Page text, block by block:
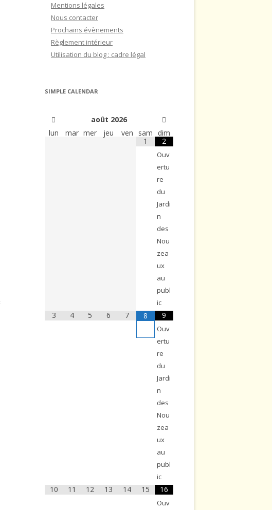
Mentions légales
Nous contacter
Prochains évènements
Règlement intérieur
Utilisation du blog : cadre légal
SIMPLE CALENDAR
août 2026
lun
mar mer jeu ven sam
dim
1
2
Ouv
ertu
re
du
Jardi
n
des
Nou
zea
ux
au
publ
ic
3 4 5 6 7 8 9
Ouv
ertu
re
du
Jardi
n
des
Nou
zea
ux
au
publ
ic
10 11 12 13 14 15 16
Ouv